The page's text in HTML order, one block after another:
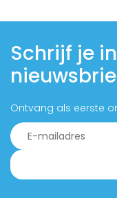
Schrijf je
Ontvang als eerste